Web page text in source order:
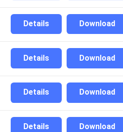
Download
Details
Download
Details
Download
Details
Download
Details